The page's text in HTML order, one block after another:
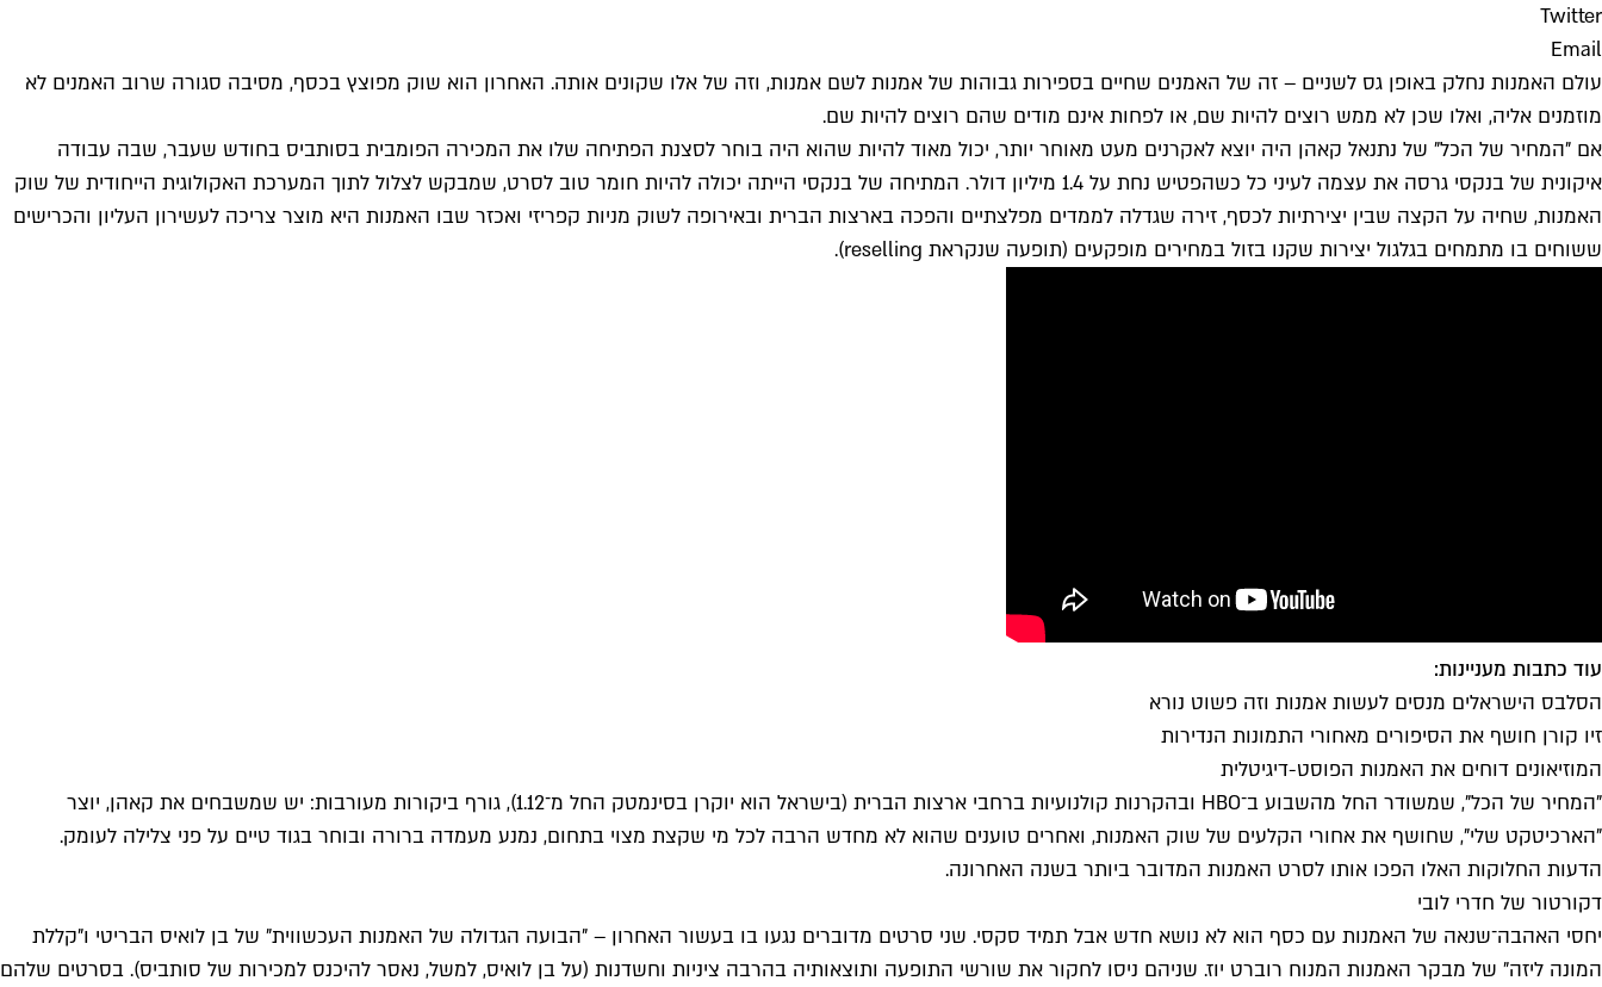
Twitter
Email
עולם האמנות נחלק באופן גס לשניים – זה של האמנים שחיים בספירות גבוהות של אמנות לשם אמנות, וזה של אלו שקונים אותה. האחרון הוא שוק מפוצץ בכסף, מסיבה סגורה שרוב האמנים לא
מוזמנים אליה, ואלו שכן לא ממש רוצים להיות שם, או לפחות אינם מודים שהם רוצים להיות שם.
אם "המחיר של הכל" של נתנאל קאהן היה יוצא לאקרנים מעט מאוחר יותר, יכול מאוד להיות שהוא היה בוחר לסצנת הפתיחה שלו את המכירה הפומבית בסותביס בחודש שעבר, שבה עבודה
איקונית של בנקסי גרסה את עצמה לעיני כל כשהפטיש נחת על 1.4 מיליון דולר. המתיחה של בנקסי הייתה יכולה להיות חומר טוב לסרט, שמבקש לצלול לתוך המערכת האקולוגית הייחודית של שוק
האמנות, שחיה על הקצה שבין יצירתיות לכסף, זירה שגדלה לממדים מפלצתיים והפכה בארצות הברית ובאירופה לשוק מניות קפריזי ואכזר שבו האמנות היא מוצר צריכה לעשירון העליון והכרישים
ששוחים בו מתמחים בגלגול יצירות שקנו בזול במחירים מופקעים (תופעה שנקראת reselling).
עוד כתבות מעניינות:
הסלבס הישראלים מנסים לעשות אמנות וזה פשוט נורא
זיו קורן חושף את הסיפורים מאחורי התמונות הנדירות
המוזיאונים דוחים את האמנות הפוסט-דיגיטלית
"המחיר של הכל", שמשודר החל מהשבוע ב־HBO ובהקרנות קולנועיות ברחבי ארצות הברית (בישראל הוא יוקרן בסינמטק החל מ־1.12), גורף ביקורות מעורבות: יש שמשבחים את קאהן, יוצר
"הארכיטקט שלי", שחושף את אחורי הקלעים של שוק האמנות, ואחרים טוענים שהוא לא מחדש הרבה לכל מי שקצת מצוי בתחום, נמנע מעמדה ברורה ובוחר בגוד טיים על פני צלילה לעומק.
הדעות החלוקות האלו הפכו אותו לסרט האמנות המדובר ביותר בשנה האחרונה.
דקורטור של חדרי לובי
יחסי האהבה־שנאה של האמנות עם כסף הוא לא נושא חדש אבל תמיד סקסי. שני סרטים מדוברים נגעו בו בעשור האחרון – "הבועה הגדולה של האמנות העכשווית" של בן לואיס הבריטי ו"קללת
המונה ליזה" של מבקר האמנות המנוח רוברט יוז. שניהם ניסו לחקור את שורשי התופעה ותוצאותיה בהרבה ציניות וחשדנות (על בן לואיס, למשל, נאסר להיכנס למכירות של סותביס). בסרטים שלהם